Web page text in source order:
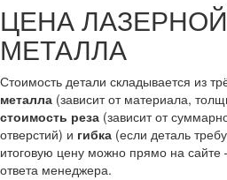
ЦЕНА
МЕТАЛЛА
Стоимость детали складывается из
металла (зависит от материала,
стоимость реза (зависит от
отверстий) и гибка (если деталь
итоговую цену можно прямо на
ответа менеджера.